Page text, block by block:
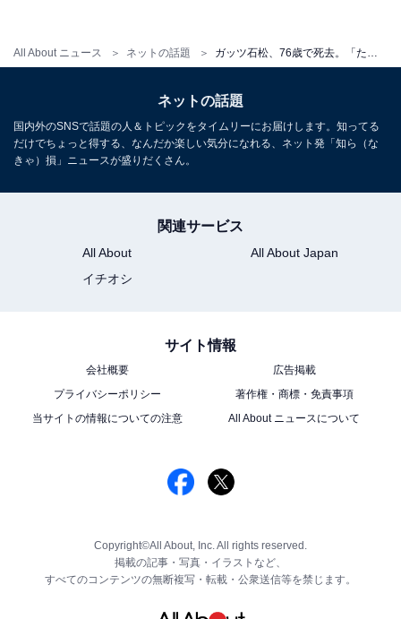
All About ニュース ネットの話題
ネットの話題
国内外のSNSで話題の人＆トピックをタイムリーにお届けします。知ってる
だけでちょっと得する、なんだか楽しい気分になれる、ネット発「知ら（な
きゃ）損」ニュースが盛りだくさん。
関連サービス
All About
All About Japan
イチオシ
サイト情報
会社概要
広告掲載
プライバシーポリシー
著作権・商標・免責事項
当サイトの情報についての注意
All About ニュースについて
Copyright©All About, Inc. All rights reserved.
掲載の記事・写真・イラストなど、
すべてのコンテンツの無断複写・転載・公衆送信等を禁じます。